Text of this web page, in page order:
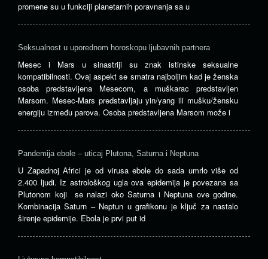
promene su u funkciji planetarnih poravnanja sa u
Seksualnost u uporednom horoskopu ljubavnih partnera
Mesec i Mars u sinastriji su znak istinske seksualne
kompatibilnosti. Ovaj aspekt se smatra najboljim kad je ženska
osoba predstavljena Mesecom, a muškarac predstavljen
Marsom. Mesec-Mars predstavljaju yin/yang ili mušku/žensku
energiju između parova. Osoba predstavljena Marsom može i
Pandemija ebole – uticaj Plutona, Saturna i Neptuna
U Zapadnoj Africi je od virusa ebole do sada umrlo više od
2.400 ljudi. Iz astrološkog ugla ova epidemija je povezana sa
Plutonom koji se nalazi oko Saturna i Neptuna ove godine.
Kombinacija Saturn – Neptun u grafikonu je ključ za nastalo
širenje epidemije. Ebola je prvi put id